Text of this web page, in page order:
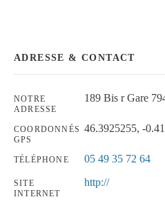
ADRESSE & CONTACT
NOTRE
ADRESSE
189 Bis r Gare
COORDONNÉS
GPS
46.3925255, -
TÉLÉPHONE 05 49 35 72 64
SITE
INTERNET
http://